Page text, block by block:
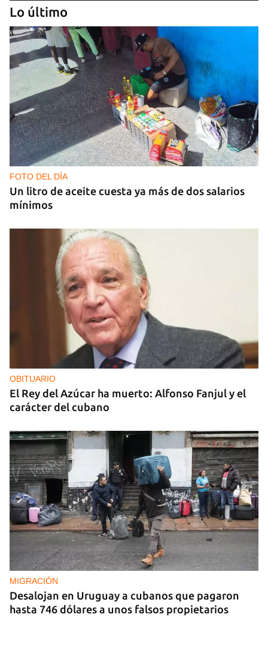
GUERRA
Al menos 17 muertos y 44 heridos en ataques
nocturnos de Rusia sobre la región de Kiev
Lo último
FOTO DEL DÍA
Un litro de aceite cuesta ya más de dos salarios
mínimos
OBITUARIO
El Rey del Azúcar ha muerto: Alfonso Fanjul y el
carácter del cubano
MIGRACIÓN
Desalojan en Uruguay a cubanos que pagaron
hasta 746 dólares a unos falsos propietarios